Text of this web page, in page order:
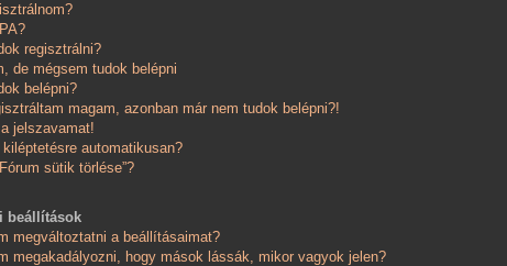
regisztrálni?
de mégsem tudok belépni
belépni?
magam, azonban már nem tudok belépni?!
jelszavamat!
kiléptetésre automatikusan?
sütik törlése”?
beállítások
megváltoztatni a beállításaimat?
megakadályozni, hogy mások lássák, mikor vagyok jelen?